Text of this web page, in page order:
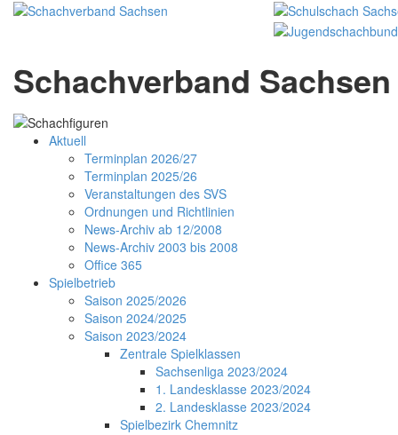
Schachverband Sachsen
Aktuell
Terminplan 2026/27
Terminplan 2025/26
Veranstaltungen des SVS
Ordnungen und Richtlinien
News-Archiv ab 12/2008
News-Archiv 2003 bis 2008
Office 365
Spielbetrieb
Saison 2025/2026
Saison 2024/2025
Saison 2023/2024
Zentrale Spielklassen
Sachsenliga 2023/2024
1. Landesklasse 2023/2024
2. Landesklasse 2023/2024
Spielbezirk Chemnitz